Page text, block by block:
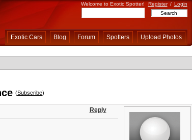
Welcome to Exotic Spotter! Register / Login
Exotic Cars Blog Forum Spotters Upload Photos
(Subscribe)
Reply